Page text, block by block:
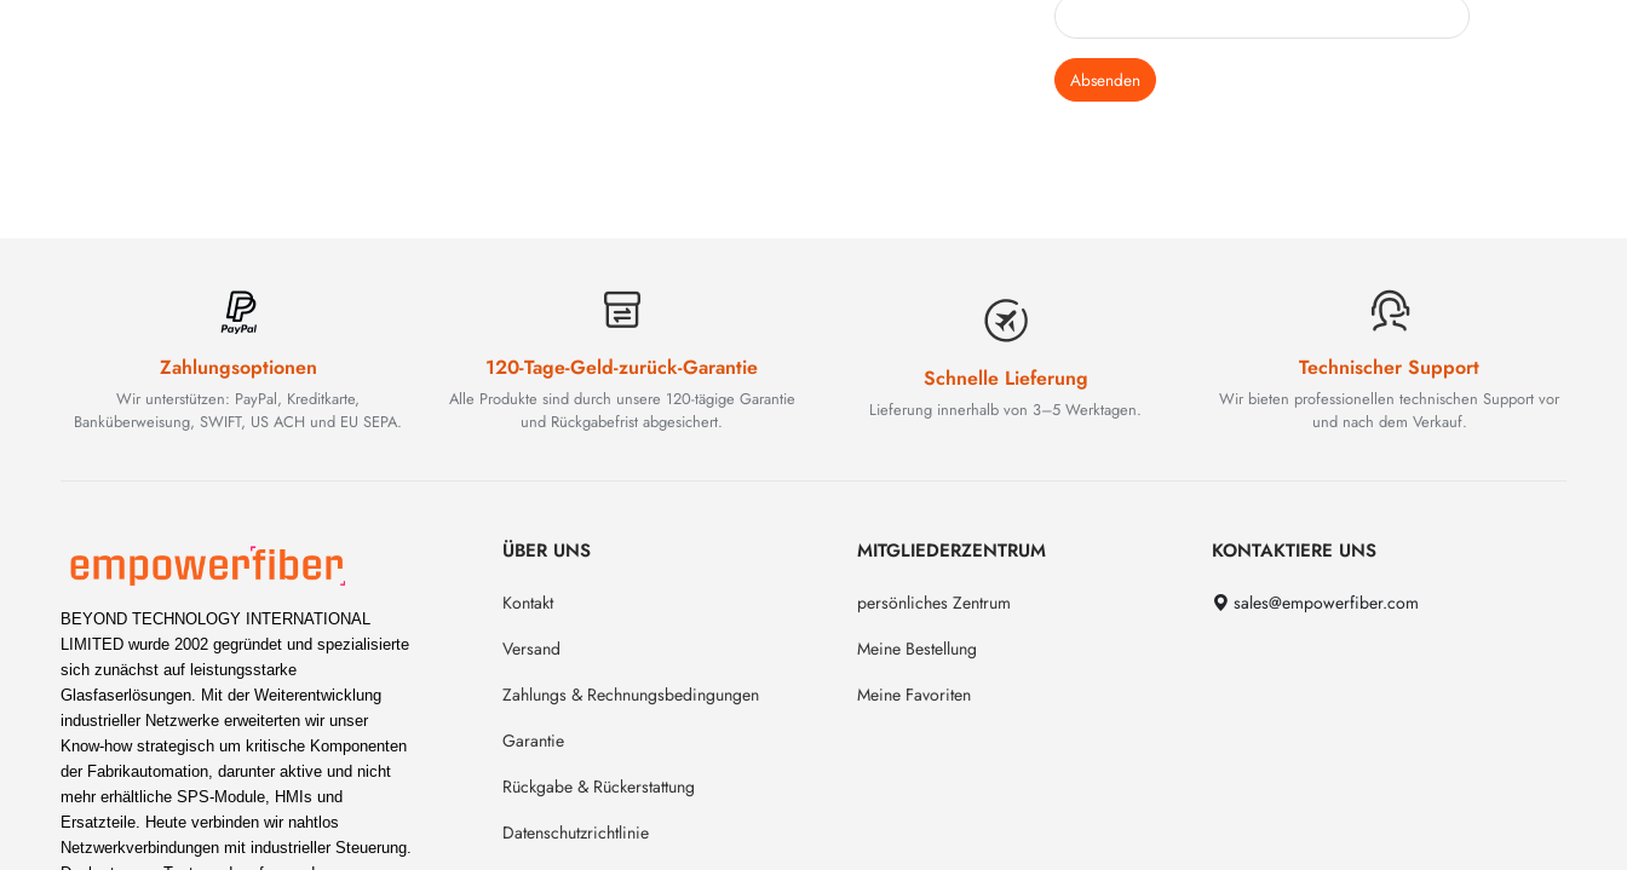
Absenden
Zahlungsoptionen
Wir unterstützen: PayPal, Kreditkarte,
Banküberweisung, SWIFT, US ACH und EU SEPA.
120-Tage-Geld-zurück-Garantie
Alle Produkte sind durch unsere 120-tägige Garantie
und Rückgabefrist abgesichert.
Schnelle Lieferung
Lieferung innerhalb von 3–5 Werktagen.
Technischer Support
Wir bieten professionellen technischen Support vor
und nach dem Verkauf.
BEYOND TECHNOLOGY INTERNATIONAL
LIMITED wurde 2002 gegründet und spezialisierte
sich zunächst auf leistungsstarke
Glasfaserlösungen. Mit der Weiterentwicklung
industrieller Netzwerke erweiterten wir unser
Know-how strategisch um kritische Komponenten
der Fabrikautomation, darunter aktive und nicht
mehr erhältliche SPS-Module, HMIs und
Ersatzteile. Heute verbinden wir nahtlos
Netzwerkverbindungen mit industrieller Steuerung.
ÜBER UNS
Kontakt
Versand
Zahlungs & Rechnungsbedingungen
Garantie
Rückgabe & Rückerstattung
Datenschutzrichtlinie
MITGLIEDERZENTRUM
persönliches Zentrum
Meine Bestellung
Meine Favoriten
KONTAKTIERE UNS
sales@empowerfiber.com